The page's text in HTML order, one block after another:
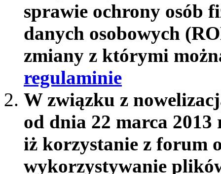
sprawie ochrony osób
danych osobowych
zmiany z którymi
regulaminie
W związku z
od dnia 22 marca
iż korzystanie z forum
wykorzystywanie